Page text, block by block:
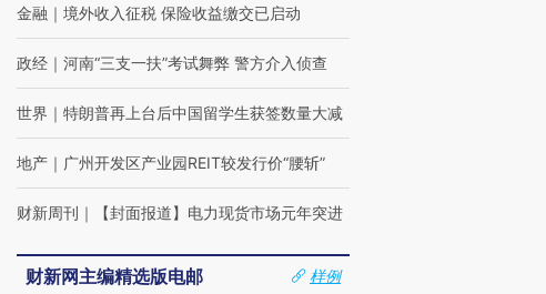
金融 ｜ 境外收入征税 保险收益缴交已启动
政经 ｜ 河南“三支一扶”考试舞弊 警方介入侦查
世界 ｜ 特朗普再上台后中国留学生获签数量大减
地产 ｜ 广州开发区产业园REIT较发行价“腰斩”
财新周刊 ｜ 【封面报道】电力现货市场元年突进
财新网主编精选版电邮
样例